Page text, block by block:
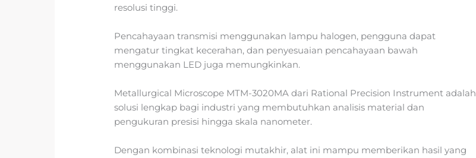
resolusi tinggi.
Pencahayaan transmisi menggunakan lampu halogen, pengguna dapat
mengatur tingkat kecerahan, dan penyesuaian pencahayaan bawah
menggunakan LED juga memungkinkan.
Metallurgical Microscope MTM-3020MA dari Rational Precision Instrument adalah
solusi lengkap bagi industri yang membutuhkan analisis material dan
pengukuran presisi hingga skala nanometer.
Dengan kombinasi teknologi mutakhir, alat ini mampu memberikan hasil yang